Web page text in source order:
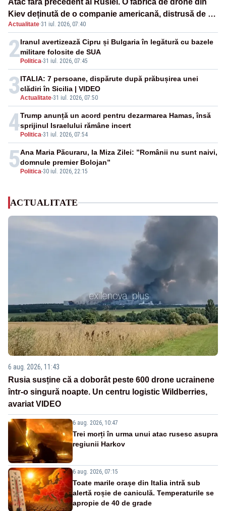
Atac fără precedent al Rusiei. O fabrică de drone din
Kiev deținută de o companie americană, distrusă de o
rachetă rusească
Actualitate·31 iul. 2026, 07:40
2 Politica-31 iul. 2026, 07:45
Iranul avertizează Cipru și Bulgaria în legătură cu bazele
militare folosite de SUA
3Actualitate-31 iul. 2026, 07:50
ITALIA: 7 persoane, dispărute după prăbușirea unei
clădiri în Sicilia | VIDEO
4 Politica-31 iul. 2026, 07:54
Trump anunță un acord pentru dezarmarea Hamas, însă
sprijinul Israelului rămâne incert
5 Politica-30 iul. 2026, 22:15
Ana Maria Păcuraru, la Miza Zilei: ”Românii nu sunt naivi,
domnule premier Bolojan”
ACTUALITATE
6 aug. 2026, 11:43
Rusia susține că a doborât peste 600 drone ucrainene
într-o singură noapte. Un centru logistic Wildberries,
avariat VIDEO
6 aug. 2026, 10:47
Trei morți în urma unui atac rusesc asupra
regiunii Harkov
6 aug. 2026, 07:15
Toate marile orașe din Italia intră sub
alertă roșie de caniculă. Temperaturile se
apropie de 40 de grade